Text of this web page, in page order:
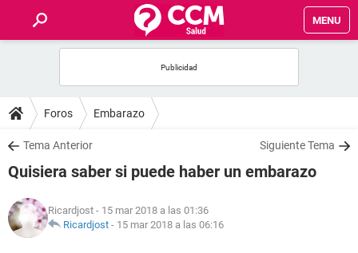
MENU
FOROS
SALUD
FAMILIA
NUTRICIÓN
Foros Embarazo
Tema Anterior Siguiente Tema
Quisiera saber si puede haber un embarazo
Ricardjost - 15 mar 2018 a las 01:36
Ricardjost - 15 mar 2018 a las 06:16